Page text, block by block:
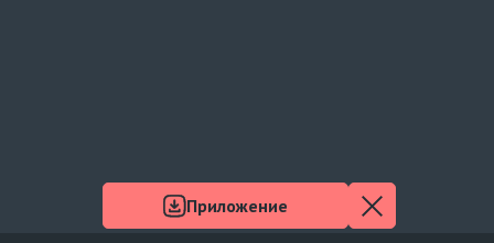
Приложение